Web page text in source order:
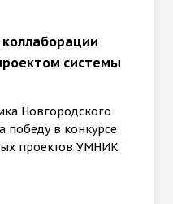
системы
Новгородского
победу в конкурсе
проектов УМНИК